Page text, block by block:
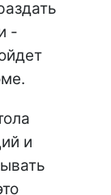
-
и